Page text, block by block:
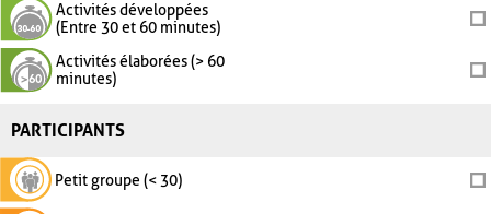
Activités développées
(Entre 30 et 60 minutes)
Activités élaborées (> 60
minutes)
PARTICIPANTS
Petit groupe (< 30)